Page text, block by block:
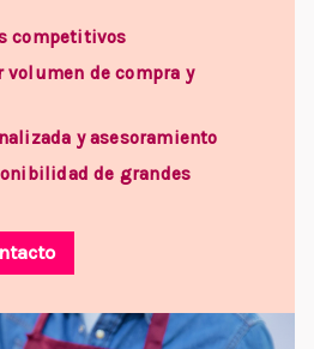
competitivos
volumen de compra y
y asesoramiento
de grandes